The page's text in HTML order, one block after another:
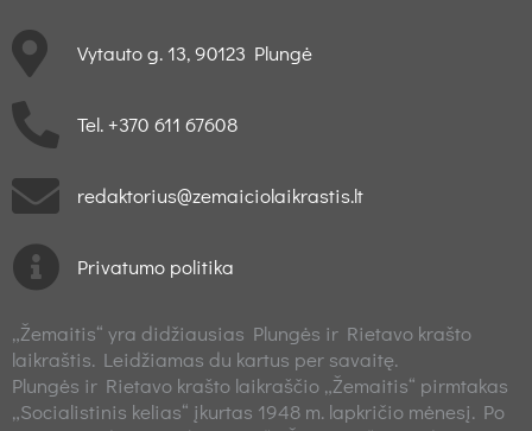
Vytauto g. 13, 90123 Plungė
Tel. +370 611 67608
redaktorius@zemaiciolaikrastis.lt
Privatumo politika
„Žemaitis“ yra didžiausias Plungės ir Rietavo krašto
laikraštis. Leidžiamas du kartus per savaitę.
Plungės ir Rietavo krašto laikraščio „Žemaitis“ pirmtakas
„Socialistinis kelias“ įkurtas 1948 m. lapkričio mėnesį. Po